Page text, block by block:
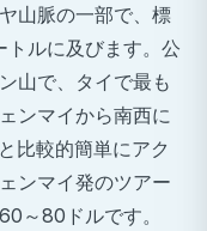
山脈の一部で、標
ルに及びます。公
山で、タイで最も
ンマイから南西に
比較的簡単にアク
ンマイ発のツアー
～80ドルです。